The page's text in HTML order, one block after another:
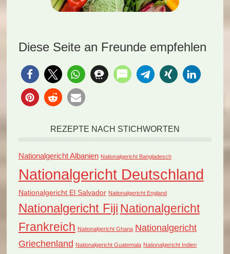
Diese Seite an Freunde empfehlen
REZEPTE NACH STICHWORTEN
Nationalgericht Albanien Nationalgericht Bangladesch
Nationalgericht Deutschland
Nationalgericht El Salvador Nationalgericht England
Nationalgericht Fiji Nationalgericht
Frankreich Nationalgericht Ghana Nationalgericht
Griechenland Nationalgericht Guatemala Nationalgericht Indien